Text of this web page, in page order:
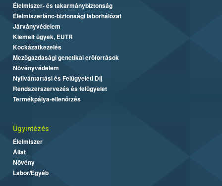
Élelmiszer- és takarmánybiztonság
Élelmiszerlánc-biztonsági laborhálózat
Járványvédelem
Kiemelt ügyek, EUTR
Kockázatkezelés
Mezőgazdasági genetikai erőforrások
Növényvédelem
Nyilvántartási és Felügyeleti Díj
Rendszerszervezés és felügyelet
Termékpálya-ellenőrzés
Ügyintézés
Élelmiszer
Állat
Növény
Labor/Egyéb